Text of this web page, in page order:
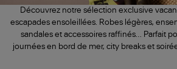
Découvrez notre sélection exclusive
escapades ensoleillées. Robes légères,
sandales et accessoires raffinés… Parfait
journées en bord de mer, city breaks et